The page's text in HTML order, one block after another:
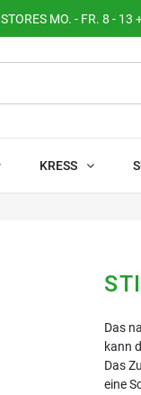
STORES MO. - FR. 8 - 13
KRESS
Das
kann
Das
eine